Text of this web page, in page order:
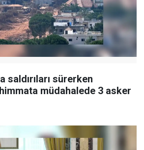
saldırıları sürerken
müdahalede 3 asker